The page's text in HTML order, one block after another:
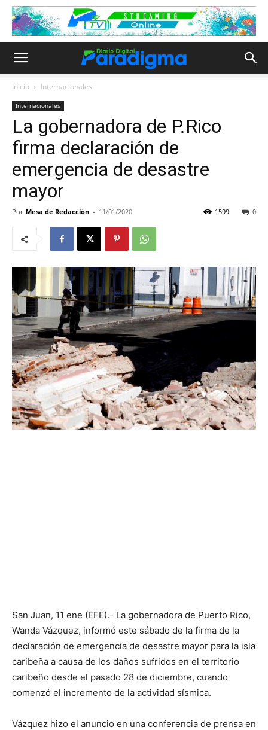
Inicio Internacionales
Internacionales
La gobernadora de P.Rico
firma declaración de
emergencia de desastre
mayor
Por Mesa de Redacciòn - 11/01/2020 0
1599
San Juan, 11 ene (EFE).- La gobernadora de Puerto Rico,
Wanda Vázquez, informó este sábado de la firma de la
declaración de emergencia de desastre mayor para la isla
caribeña a causa de los daños sufridos en el territorio
caribeño desde el pasado 28 de diciembre, cuando
comenzó el incremento de la actividad sísmica.
Vázquez hizo el anuncio en una conferencia de prensa en